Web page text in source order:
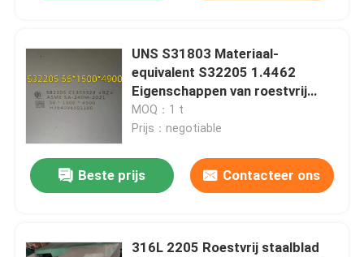
UNS S31803 Materiaal-
equivalent S32205 1.4462
Eigenschappen van roestvrij
staal 2205 Duplex staalplaat
MOQ：1 t
Prijs：negotiable
Beste prijs Contacteer ons
316L 2205 Roestvrij staalblad